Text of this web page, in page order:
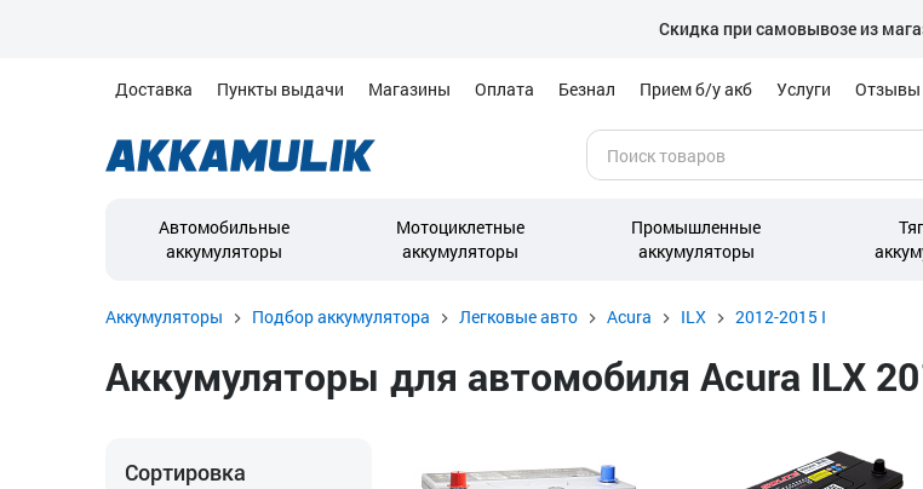
Скидка при самовывозе из
Доставка Пункты выдачи Магазины Оплата Безнал Прием б/у акб Услуги Отзывы
Автомобильные
аккумуляторы
Мотоциклетные
аккумуляторы
Промышленные
аккумуляторы
Аккумуляторы Подбор аккумулятора Легковые авто Acura ILX 2012-2015 I
Аккумуляторы для автомобиля Acura ILX
Сортировка